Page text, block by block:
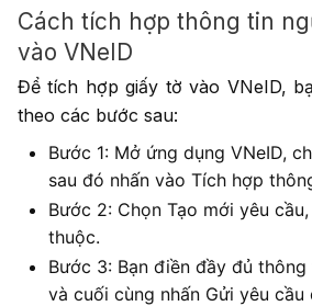
Cách tích hợp thông tin
vào VNeID
Để tích hợp giấy tờ vào VNeID,
theo các bước sau:
Bước 1: Mở ứng dụng VNeID,
sau đó nhấn vào Tích hợp
Bước 2: Chọn Tạo mới yêu
thuộc.
Bước 3: Bạn điền đầy đủ
và cuối cùng nhấn Gửi yêu cầu